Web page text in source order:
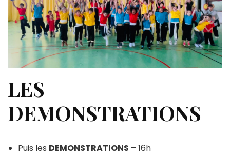
LES
DEMONSTRATIONS
Puis les DEMONSTRATIONS – 16h